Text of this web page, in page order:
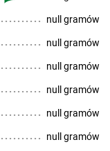
null gramów
null gramów
null gramów
null gramów
null gramów
null gramów